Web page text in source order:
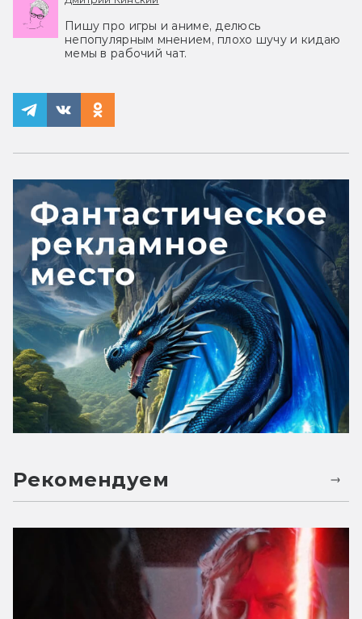
Пишу про игры и аниме, делюсь
непопулярным мнением, плохо шучу и кидаю
мемы в рабочий чат.
Рекомендуем